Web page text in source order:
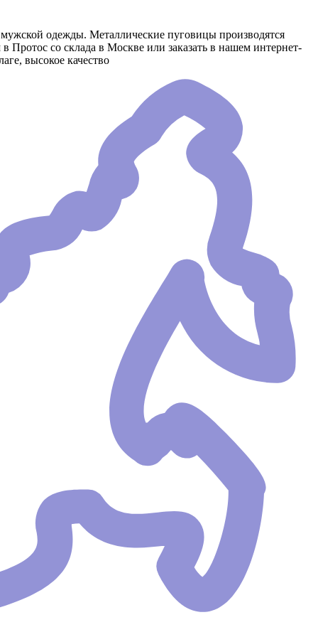
одежды. Металлические пуговицы производятся
со склада в Москве или заказать в нашем интернет-
высокое качество